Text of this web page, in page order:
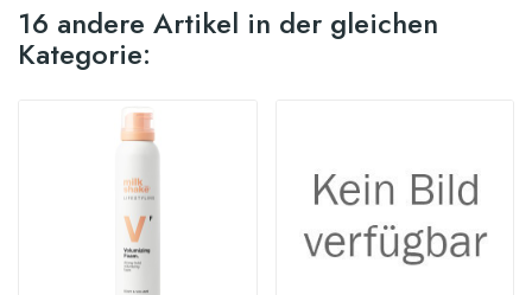
16 andere Artikel in der gleichen
Kategorie: